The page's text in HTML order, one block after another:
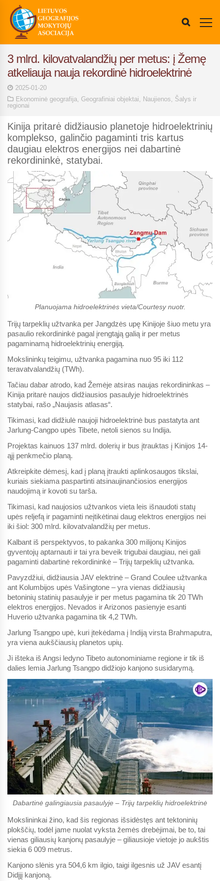
3 mlrd. kilovatvalandžių per metus: į Žemę
atkeliauja nauja rekordinė hidroelektrinė
2025-01-20
Ekonominė geografija, Geografiniai objektai, Naujienos, Šalys ir
regionai
Kinija pritarė didžiausio planetoje hidroelektrinių
komplekso, galinčio pagaminti tris kartus
daugiau elektros energijos nei dabartinė
rekordininkė, statybai.
Planuojama hidroelektrinės vieta/Courtesy nuotr.
Trijų tarpeklių užtvanka per Jangdzės upę Kinijoje šiuo metu yra
pasaulio rekordininkė pagal įrengtąją galią ir per metus
pagaminamą hidroelektrinių energiją.
Mokslininkų teigimu, užtvanka pagamina nuo 95 iki 112
teravatvalandžių (TWh).
Tačiau dabar atrodo, kad Žemėje atsiras naujas rekordininkas –
Kinija pritarė naujos didžiausios pasaulyje hidroelektrinės
statybai, rašo „Naujasis atlasas“.
Tikimasi, kad didžiulė naujoji hidroelektrinė bus pastatyta ant
Jarlung-Cangpo upės Tibete, netoli sienos su Indija.
Projektas kainuos 137 mlrd. dolerių ir bus įtrauktas į Kinijos 14-
ąjį penkmečio planą.
Atkreipkite dėmesį, kad į planą įtraukti aplinkosaugos tikslai,
kuriais siekiama paspartinti atsinaujinančiosios energijos
naudojimą ir kovoti su tarša.
Tikimasi, kad naujosios užtvankos vieta leis išnaudoti statų
upės reljefą ir pagaminti neįtikėtinai daug elektros energijos nei
iki šiol: 300 mlrd. kilovatvalandžių per metus.
Kalbant iš perspektyvos, to pakanka 300 milijonų Kinijos
gyventojų aptarnauti ir tai yra beveik trigubai daugiau, nei gali
pagaminti dabartinė rekordininkė – Trijų tarpeklių užtvanka.
Pavyzdžiui, didžiausia JAV elektrinė – Grand Coulee užtvanka
ant Kolumbijos upės Vašingtone – yra vienas didžiausių
betoninių statinių pasaulyje ir per metus pagamina tik 20 TWh
elektros energijos. Nevados ir Arizonos pasienyje esanti
Huverio užtvanka pagamina tik 4,2 TWh.
Jarlung Tsangpo upė, kuri įtekėdama į Indiją virsta Brahmaputra,
yra viena aukščiausių planetos upių.
Ji išteka iš Angsi ledyno Tibeto autonominiame regione ir tik iš
dalies lemia Jarlung Tsangpo didžiojo kanjono susidarymą.
Dabartinė galingiausia pasaulyje – Trijų tarpeklių hidroelektrinė
Mokslininkai žino, kad šis regionas išsidėstęs ant tektoninių
plokščių, todėl jame nuolat vyksta žemės drebėjimai, be to, tai
vienas giliausių kanjonų pasaulyje – giliausioje vietoje jo aukštis
siekia 6 009 metrus.
Kanjono slėnis yra 504,6 km ilgio, taigi ilgesnis už JAV esantį
Didįjį kanjoną.